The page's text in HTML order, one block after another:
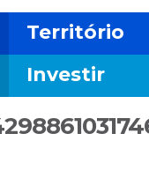
Território
Investir